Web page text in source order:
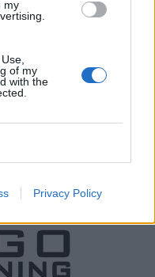
my
of my
with the
Privacy Policy